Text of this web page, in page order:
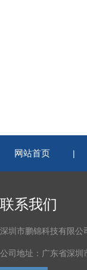
网站首页 |
联系我们
深圳市鹏锦科技有限公
公司地址：广东省深圳